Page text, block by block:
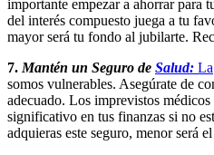
importante empezar a ahorrar para
del interés compuesto juega a tu
mayor será tu fondo al jubilarte.
7.Mantén un Seguro de Salud: La
somos vulnerables. Asegúrate de
adecuado. Los imprevistos
significativo en tus finanzas si no
adquieras este seguro, menor será